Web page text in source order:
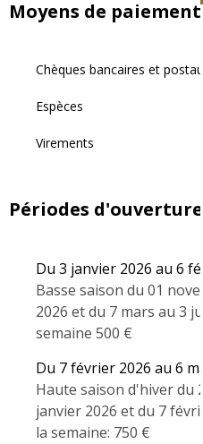
Moyens de paiement
Chèques bancaires et postaux
Espèces
Virements
Périodes d'ouverture
Du 3 janvier 2026 au 6
Basse saison du 01
2026 et du 7 mars au 3
semaine 500 €
Du 7 février 2026 au 6
Haute saison d'hiver du
janvier 2026 et du 7
la semaine: 750 €